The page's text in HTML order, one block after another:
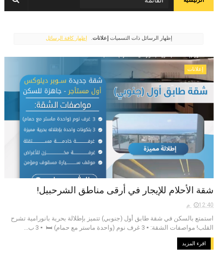
‏إظهار الرسائل ذات التسميات إعلانات. إظهار كافة الرسائل
إعلانات
شقة الأحلام للإيجار في أرقى مناطق الشرحبيل!
12:40 م
استمتع بالسكن في شقة طابق أول (جنوبي) تتميز بإطلالة بحرية بانورامية تشرح
القلب! مواصفات الشقة: ▪️ 3 غرف نوم (واحدة ماستر مع حمام) 🛏 ▪️ 3 ب...
اقرء المزيد